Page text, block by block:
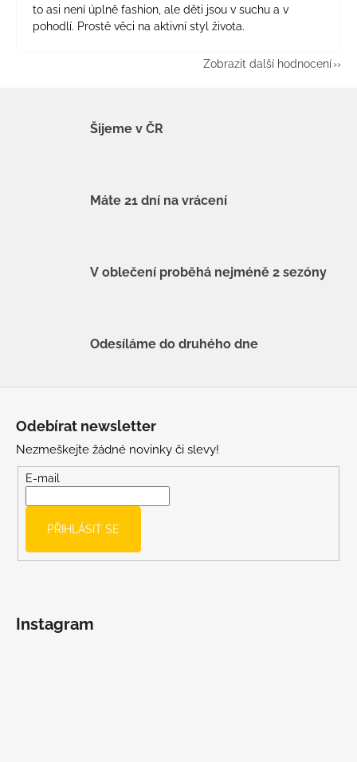
to asi není úplně fashion, ale děti jsou v suchu a v
pohodlí. Prostě věci na aktivní styl života.
Zobrazit další hodnocení
Šijeme v ČR
Máte 21 dní na vrácení
V oblečení proběhá nejméně 2 sezóny
Odesíláme do druhého dne
Odebírat newsletter
Nezmeškejte žádné novinky či slevy!
E-mail
PŘIHLÁSIT SE
Instagram